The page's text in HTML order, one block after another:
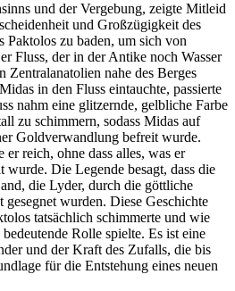
und der Vergebung, zeigte Mitleid
und Großzügigkeit des
zu baden, um sich von
Fluss, der in der Antike noch Wasser
nahe des Berges
in den Fluss eintauchte, passierte
nahm eine glitzernde, gelbliche Farbe
zu schimmern, sodass Midas auf
Goldverwandlung befreit wurde.
reich, ohne dass alles, was er
Die Legende besagt, dass die
die Lyder, durch die göttliche
wurden. Diese Geschichte
tatsächlich schimmerte und wie
Rolle spielte. Es ist eine
und der Kraft des Zufalls, die bis
für die Entstehung eines neuen